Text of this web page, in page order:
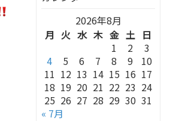
2026年8月
月 火 水 木 金 土 日
1
2
3
4
5 6 7 8 9
10
11 12 13 14 15 16 17
18 19 20 21 22 23 24
25 26 27 28 29 30 31
« 7月